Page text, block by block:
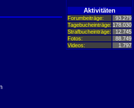
Aktivitäten
Forumbeiträge:
93.279
Tagebucheinträge: 178.030
Strafbucheinträge:
12.745
Fotos:
88.749
Videos:
1.797